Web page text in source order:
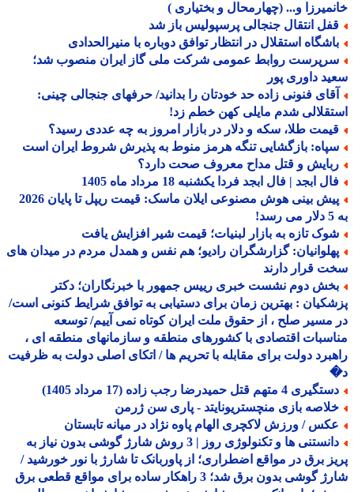
و... (چهارمحال و بختیاری )
انتقال جنجالی پرسپولیس باز شد
استقلال در انتظار توافق دوباره با منیرالحدادی
روابط عمومی شرکت ملی گاز ایران منصوب شد؛
داوری پور
فنونی زاده حد خودتان را بدانید/ حرفهای جنجالی چینی:
شدم مایلی کهن خطم زد!
طلا، سکه و دلار در بازار امروز به چه عددی رسید؟
بازگشایی تنگه هرمز منوط به پذیرش شروط ایران است
و قتل مداح معروف صحت دارد؟
ابجد | فال ابجد فردا یکشنبه 18 مرداد ماه 1405
پیش بینی هوش مصنوعی ایلان ماسک: قیمت ریپل تا پایان 2026
تازه به بازار لبنیات؛ قیمت شیر افزایش یافت
گزارشگران رادیو؛ هم نفس و همدل مردم در میدان های
قرار دارند
دوم نشست خبری رییس جمهور با خبرنگاران؛ دکتر
: بهترین زمان برای دستیابی به توافق شرایط کنونی است/
مسیر صلح ، از حقوق ملت ایران کوتاه نمی آییم/ توسعه
اقتصادی با کشورهای منطقه و سازمانهای منطقه ای ،
دولت برای مقابله با تحریم ها / اتکای اصلی دولت به ظرفیت
4 متهم قتل حمیدرضا رجب زاده (17 مرداد 1405)
بازی منچستریونایتد - پاری سن ژرمن
/ ورزش لاکچری الهام پاوه نژاد در میانه تابستان
دانستنی ها و تکنولوژی روز | 3 روش شارژ گوشی بدون نیاز به
برق در مواقع اضطراری؛ از پاوربانک تا شارژ با نور خورشید /
شارژ گوشی بدون برق شد؛ 3 راهکار ساده برای مواقع قطعی برق